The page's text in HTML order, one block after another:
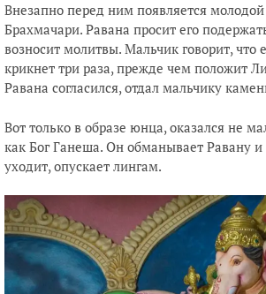
Внезапно перед ним появляется
Брахмачари. Равана просит его
возносит молитвы. Мальчик говорит, что
крикнет три раза, прежде чем положит
Равана согласился, отдал мальчику
Вот только в образе юнца, оказался не
как Бог Ганеша. Он обманывает Равану и
уходит, опускает лингам.